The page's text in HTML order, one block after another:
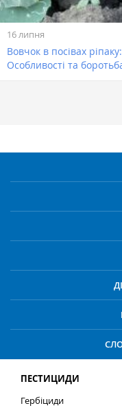
16 липня
Вовчок в посівах
Особливості та
ПЕСТИЦИДИ
Гербіциди